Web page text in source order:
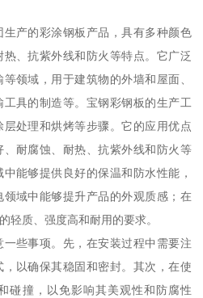
产的彩涂钢板产品，具有多种颜色
、抗紫外线和防火等特点。它广泛
领域，用于建筑物的外墙和屋面、
具的制造等。宝钢彩钢板的生产工
处理和烘烤等步骤。它的应用优点
耐腐蚀、耐热、抗紫外线和防火等
能够提供良好的保温和防水性能，
域中能够提升产品的外观质感；在
轻质、强度高和耐用的要求。
些事项。先，在安装过程中需要注
以确保其稳固和密封。其次，在使
碰撞，以免影响其美观性和防腐性